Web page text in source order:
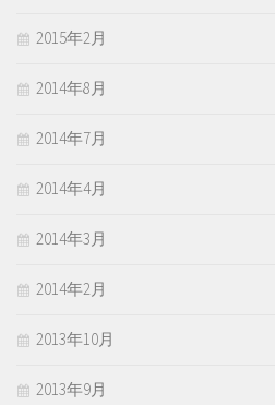
2015年2月
2014年8月
2014年7月
2014年4月
2014年3月
2014年2月
2013年10月
2013年9月